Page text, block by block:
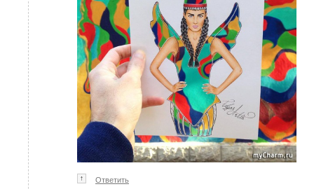
↑ Ответить